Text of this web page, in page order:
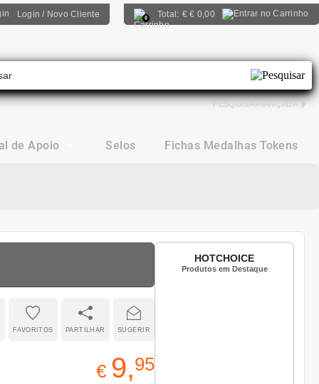
Login / Novo Cliente 0 Total: €€ 0,00
PESQUISA AVANÇADA
de Apoio Selos Fichas Medalhas Tokens
SUGERIR
PARTILHAR
FAVORITOS
€ 9,95
HOTCHOICE
Produtos em Destaque